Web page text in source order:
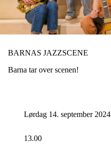
BARNAS JAZZSCENE
Barna tar over scenen!
Lørdag 14. september 2024
13.00